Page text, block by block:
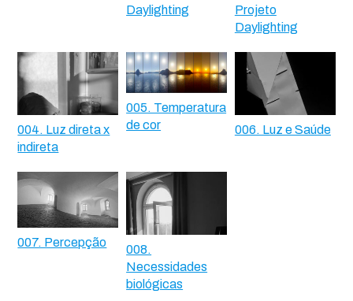
Daylighting
Projeto
Daylighting
004. Luz direta x
indireta
005. Temperatura
de cor
006. Luz e Saúde
007. Percepção
008.
Necessidades
biológicas